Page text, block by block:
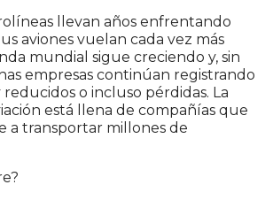
llevan años enfrentando
aviones vuelan cada vez más
mundial sigue creciendo y, sin
empresas continúan registrando
o incluso pérdidas. La
está llena de compañías que
a transportar millones de